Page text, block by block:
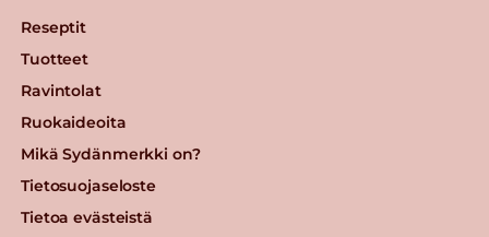
Reseptit
Tuotteet
Ravintolat
Ruokaideoita
Mikä Sydänmerkki on?
Tietosuojaseloste
Tietoa evästeistä